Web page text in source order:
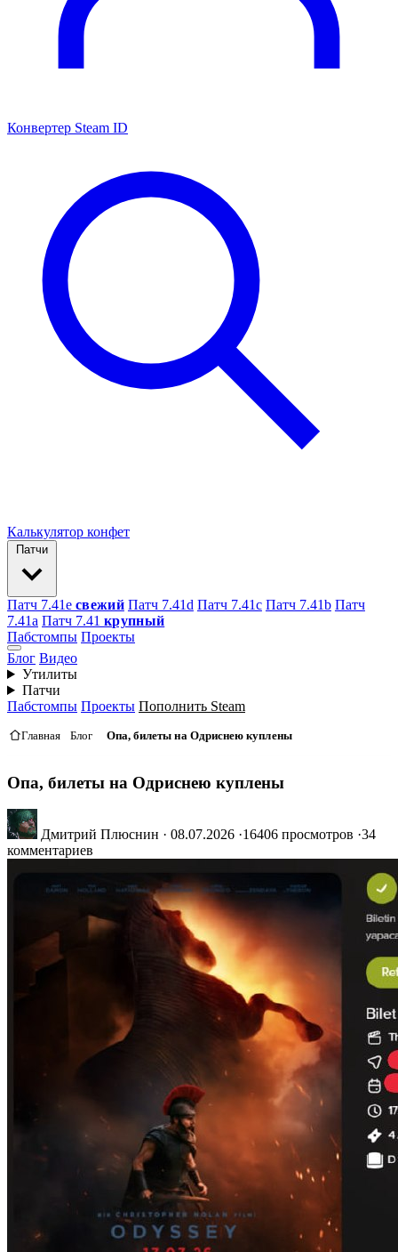
Конвертер Steam ID
Калькулятор конфет
Патчи
Патч 7.41e свежий Патч 7.41d Патч 7.41c Патч 7.41b Патч
7.41а Патч 7.41 крупный
Пабстомпы Проекты
Блог Видео
Утилиты
Патчи
Пабстомпы Проекты Пополнить Steam
Главная Блог Опа, билеты на Одриснею куплены
Опа, билеты на Одриснею куплены
Дмитрий Плюснин · 08.07.2026 ·16406 просмотров ·34
комментариев